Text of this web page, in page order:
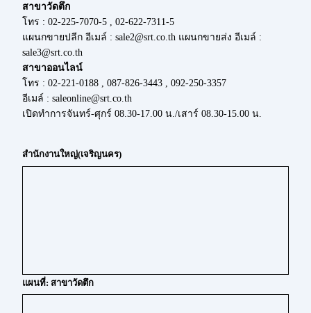
สาขาวัดตึก
โทร : 02-225-7070-5 , 02-622-7311-5
แผนกขายปลีก อีเมล์ : sale2@srt.co.th แผนกขายส่ง อีเมล์ :
sale3@srt.co.th
สาขาออนไลน์
โทร : 02-221-0188 , 087-826-3443 , 092-250-3357
อีเมล์ : saleonline@srt.co.th
เปิดทำการจันทร์-ศุกร์ 08.30-17.00 น./เสาร์ 08.30-15.00 น.
สำนักงานใหญ่(เจริญนคร)
แผนที่: สาขาวัดตึก